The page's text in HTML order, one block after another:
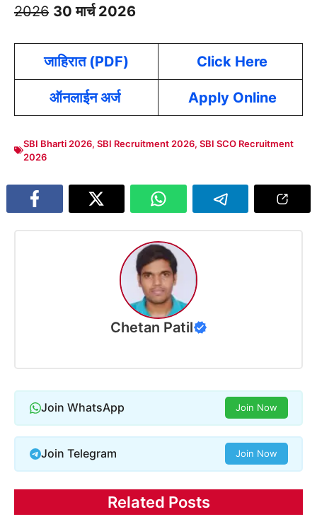
2026 30 मार्च 2026
जाहिरात (PDF) Click Here
ऑनलाईन अर्ज Apply Online
SBI Bharti 2026, SBI Recruitment 2026, SBI SCO Recruitment
2026
Chetan Patil
Join WhatsApp Join Now
Join Telegram Join Now
Related Posts